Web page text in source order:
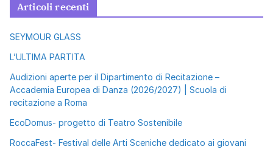
Articoli recenti
SEYMOUR GLASS
L’ULTIMA PARTITA
Audizioni aperte per il Dipartimento di Recitazione –
Accademia Europea di Danza (2026/2027) | Scuola di
recitazione a Roma
EcoDomus- progetto di Teatro Sostenibile
RoccaFest- Festival delle Arti Sceniche dedicato ai giovani